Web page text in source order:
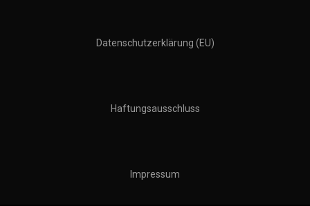
Datenschutzerklärung (EU)
Haftungsausschluss
Impressum